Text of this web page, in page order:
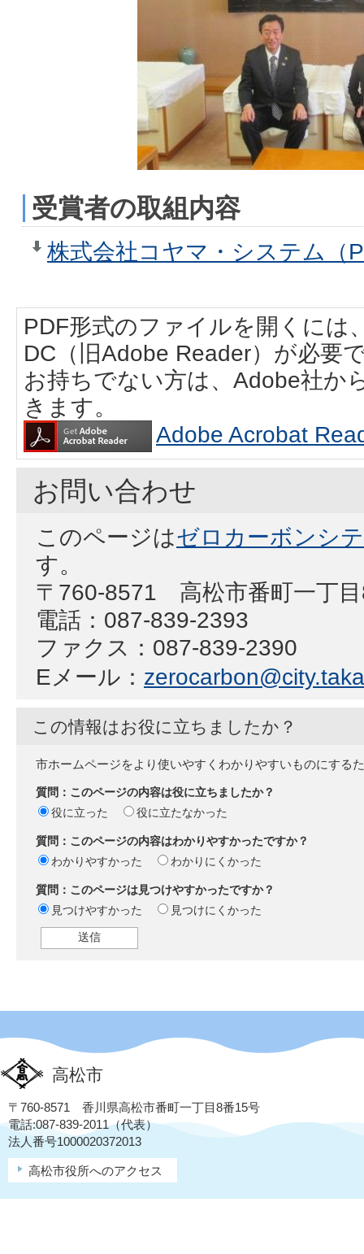
受賞者の取組内容
株式会社コヤマ・システム（
PDF形式のファイルを開くには
DC（旧Adobe Reader）が必要
お持ちでない方は、Adobe社か
きます。
Adobe Acrobat
お問い合わせ
このページはゼロカーボンシ
す。
〒760-8571 高松市番町一丁
電話：087-839-2393
ファクス：087-839-2390
Eメール：
この情報はお役に立ちましたか？
市ホームページをより使いやすくわかりやすいものにする
質問：このページの内容は役に立ちましたか？
役に立った
役に立たなかった
質問：このページの内容はわかりやすかったですか？
わかりやすかった
わかりにくかった
質問：このページは見つけやすかったですか？
見つけやすかった
見つけにくかった
高松市
〒760-8571 香川県高松市番町一丁目8番15号
電話:087-839-2011（代表）
法人番号1000020372013
高松市役所へのアクセス